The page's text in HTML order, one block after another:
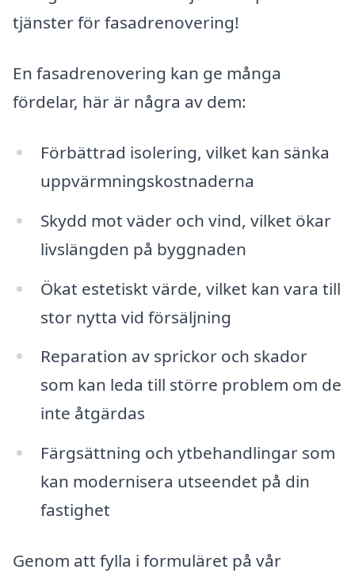
tjänster för fasadrenovering!
En fasadrenovering kan ge många
fördelar, här är några av dem:
Förbättrad isolering, vilket kan sänka
uppvärmningskostnaderna
Skydd mot väder och vind, vilket ökar
livslängden på byggnaden
Ökat estetiskt värde, vilket kan vara till
stor nytta vid försäljning
Reparation av sprickor och skador
som kan leda till större problem om de
inte åtgärdas
Färgsättning och ytbehandlingar som
kan modernisera utseendet på din
fastighet
Genom att fylla i formuläret på vår